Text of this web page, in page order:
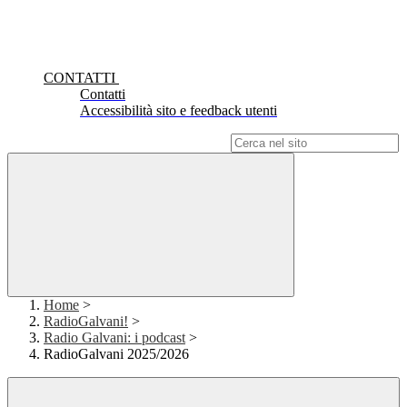
CONTATTI
Contatti
Accessibilità sito e feedback utenti
Home >
RadioGalvani! >
Radio Galvani: i podcast >
RadioGalvani 2025/2026